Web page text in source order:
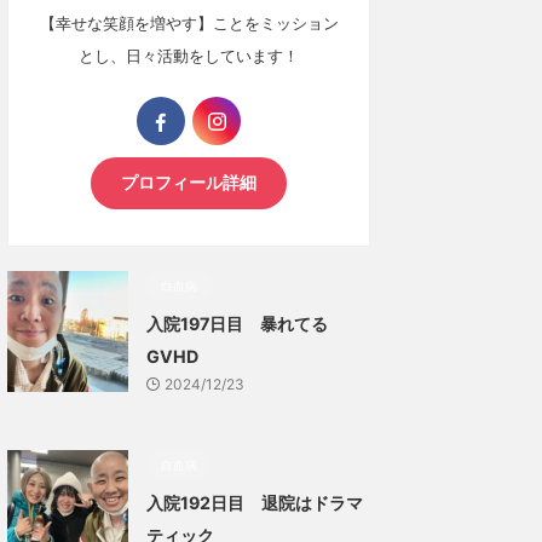
【幸せな笑顔を増やす】ことをミッション
とし、日々活動をしています！
プロフィール詳細
入院197日目 暴れてる
GVHD
2024/12/23
入院192日目 退院はドラマ
ティック